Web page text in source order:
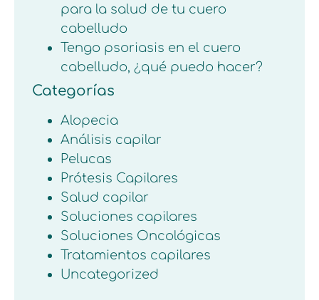
para la salud de tu cuero
cabelludo
Tengo psoriasis en el cuero
cabelludo, ¿qué puedo hacer?
Categorías
Alopecia
Análisis capilar
Pelucas
Prótesis Capilares
Salud capilar
Soluciones capilares
Soluciones Oncológicas
Tratamientos capilares
Uncategorized